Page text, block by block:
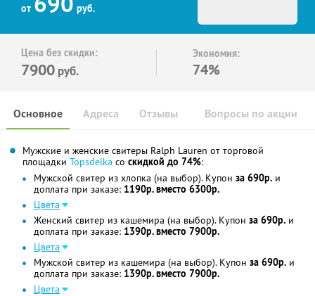
от руб.
Цена без скидки:
7900 руб.
Экономия:
74%
Основное Отзывы Вопросы по акции
Адреса
Мужские и женские свитеры Ralph Lauren от торговой
площадки Topsdelka со скидкой до 74%:
Мужской свитер из хлопка (на выбор). Купон за 690р. и
доплата при заказе: 1190р. вместо 6300р.
Цвета
Женский свитер из кашемира (на выбор). Купон за 690р. и
доплата при заказе: 1390р. вместо 7900р.
Цвета
Мужской свитер из кашемира (на выбор). Купон за 690р. и
доплата при заказе: 1390р. вместо 7900р.
Цвета